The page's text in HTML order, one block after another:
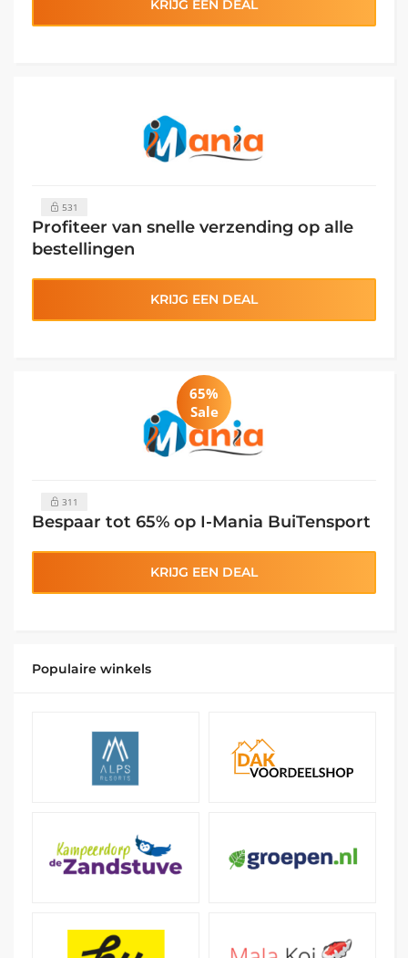
KRIJG EEN DEAL
531
Profiteer van snelle verzending op alle
bestellingen
KRIJG EEN DEAL
65%
Sale
311
Bespaar tot 65% op I-Mania BuiTensport
KRIJG EEN DEAL
Populaire winkels